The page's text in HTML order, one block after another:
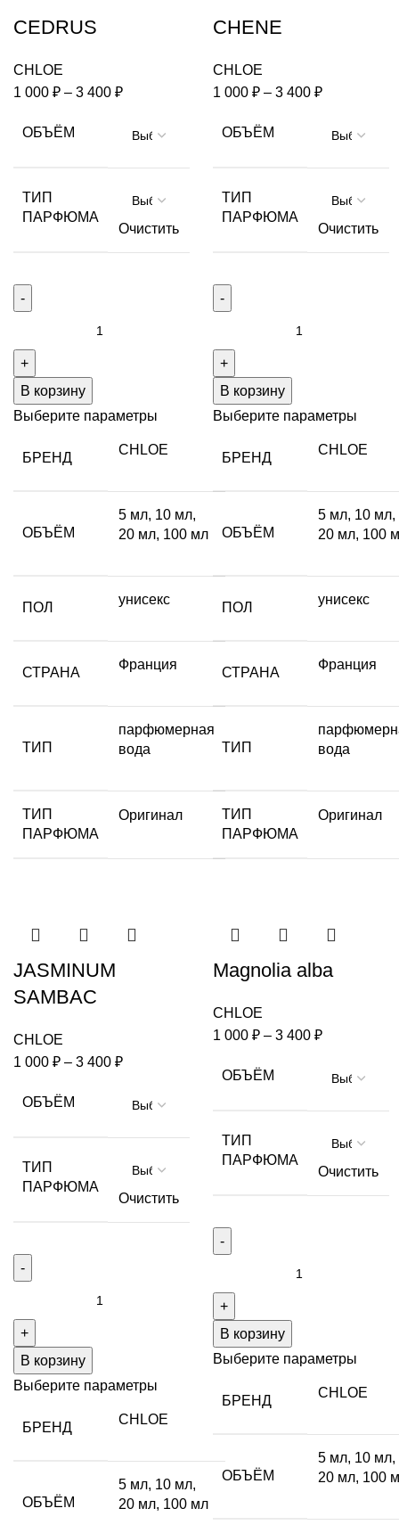
CEDRUS
CHLOE
1 000 ₽ – 3 400 ₽
ОБЪЁМ
ТИП
ПАРФЮМА
Очистить
CEDRUS
В корзину
Выберите параметры
БРЕНД
CHLOE
ОБЪЁМ
5 мл, 10 мл,
20 мл, 100 мл
ПОЛ
унисекс
СТРАНА
Франция
ТИП
парфюмерная
вода
ТИП
ПАРФЮМА
Оригинал
CHENE
CHLOE
1 000 ₽ – 3 400 ₽
ОБЪЁМ
ТИП
ПАРФЮМА
Очистить
CHENE
В корзину
Выберите параметры
БРЕНД
CHLOE
ОБЪЁМ
5 мл, 10 мл,
20 мл, 100
ПОЛ
унисекс
СТРАНА
Франция
ТИП
вода
ТИП
ПАРФЮМА
Оригинал
JASMINUM
SAMBAC
CHLOE
1 000 ₽ – 3 400 ₽
ОБЪЁМ
ТИП
ПАРФЮМА
Очистить
JASMINUM
SAMBAC
В корзину
Выберите параметры
БРЕНД
CHLOE
ОБЪЁМ
5 мл, 10 мл,
20 мл, 100 мл
Magnolia alba
CHLOE
1 000 ₽ – 3 400 ₽
ОБЪЁМ
ТИП
ПАРФЮМА
Очистить
Magnolia
alba
В корзину
Выберите параметры
БРЕНД
CHLOE
ОБЪЁМ
5 мл, 10 мл,
20 мл, 100